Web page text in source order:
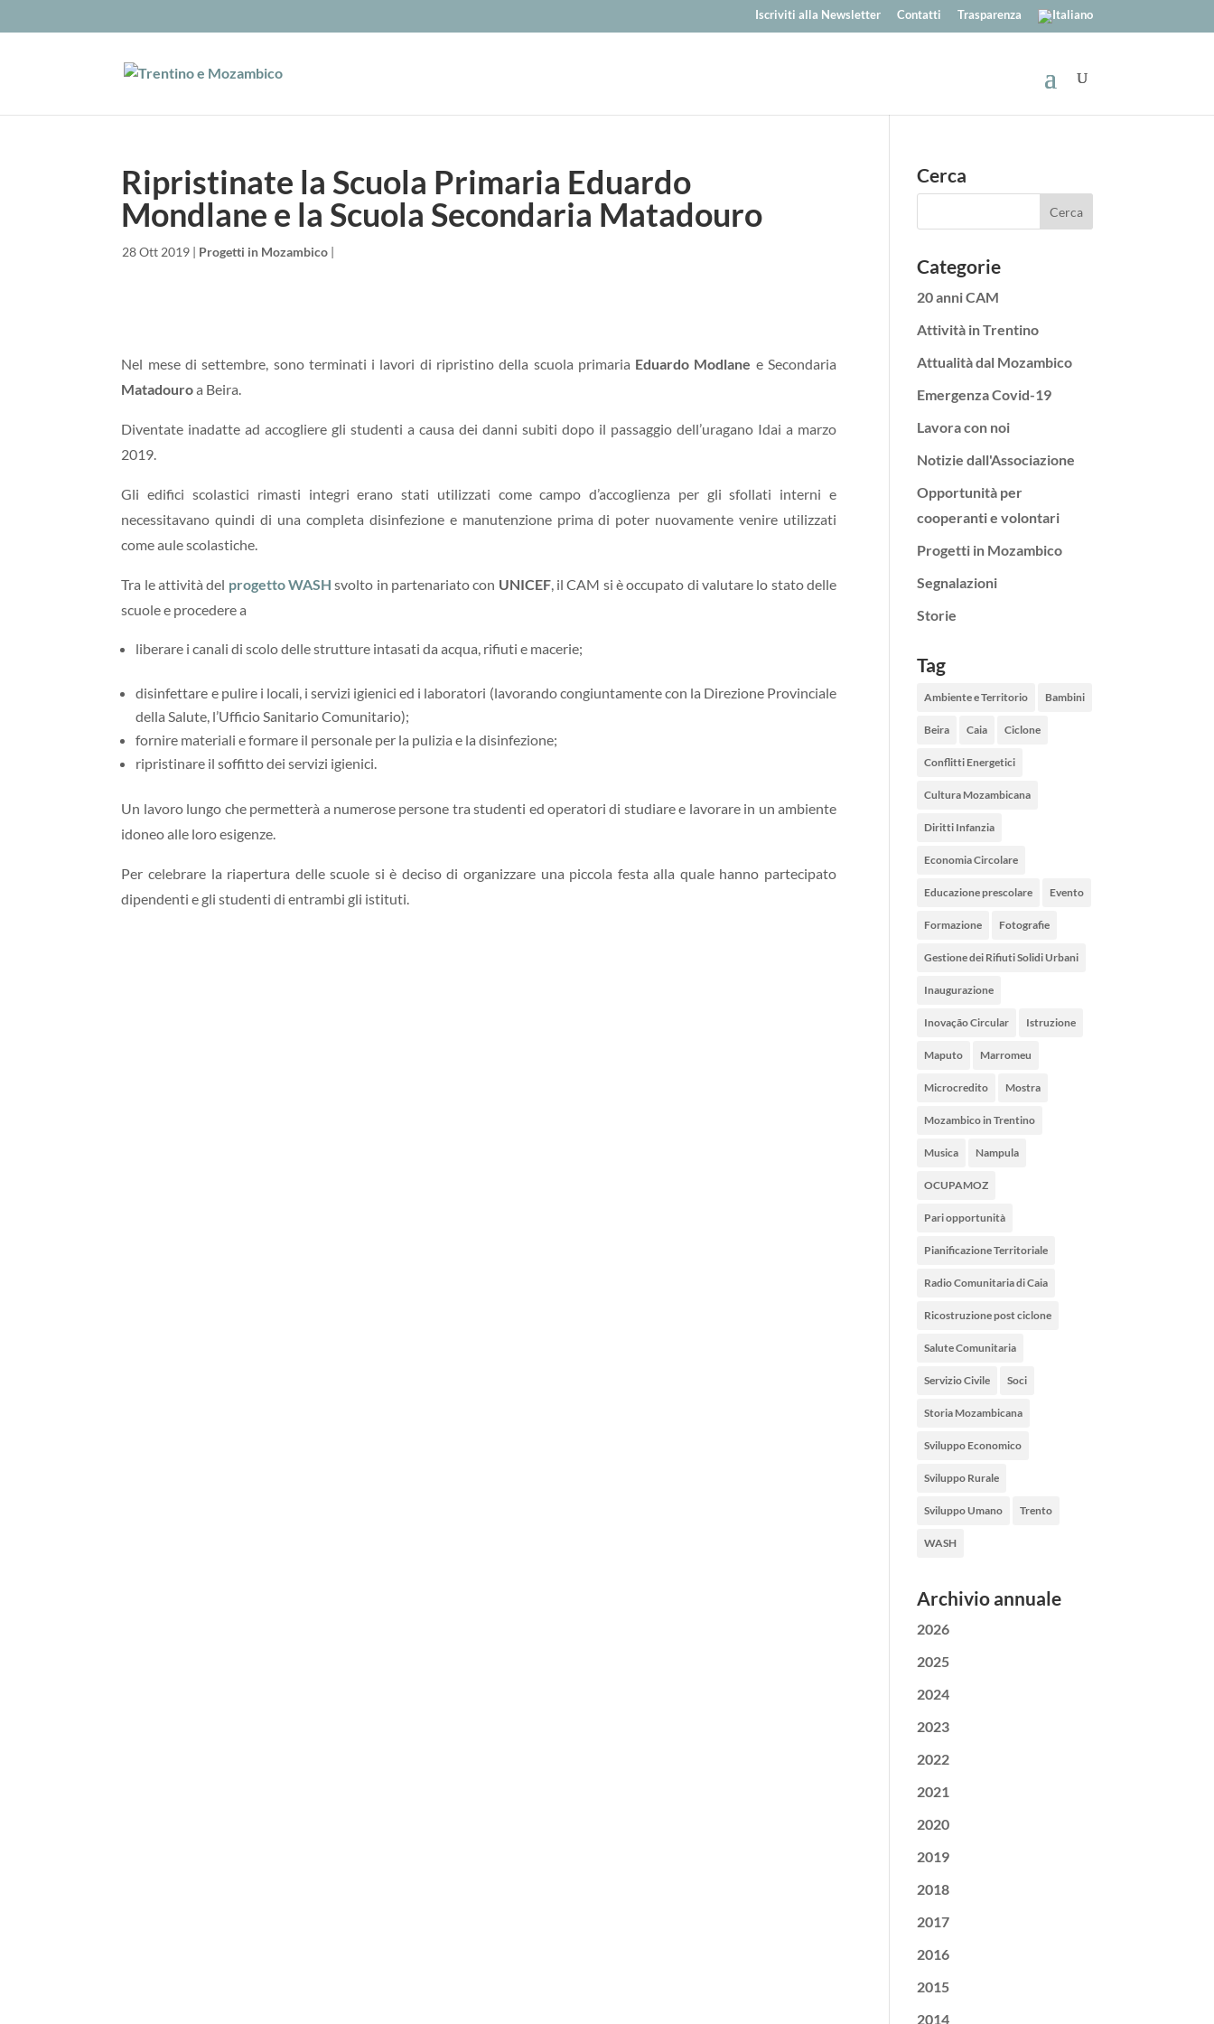
Iscriviti alla Newsletter Contatti Trasparenza
Ripristinate la Scuola Primaria Eduardo
Mondlane e la Scuola Secondaria Matadouro
28 Ott 2019 | Progetti in Mozambico |
Nel mese di settembre, sono terminati i lavori di ripristino della scuola primaria Eduardo Modlane e Secondaria
Matadouroa Beira.
Diventate inadatte ad accogliere gli studenti a causa dei danni subiti dopo il passaggio dell’uragano Idai a marzo
2019.
Gli edifici scolastici rimasti integri erano stati utilizzati come campo d’accoglienza per gli sfollati interni e
necessitavano quindi di una completa disinfezione e manutenzione prima di poter nuovamente venire utilizzati
come aule scolastiche.
Tra le attività del progetto WASH svolto in partenariato con UNICEF, il CAM si è occupato di valutare lo stato delle
scuole e procedere a
liberare i canali di scolo delle strutture intasati da acqua, rifiuti e macerie;
disinfettare e pulire i locali, i servizi igienici ed i laboratori (lavorando congiuntamente con la Direzione Provinciale
della Salute, l’Ufficio Sanitario Comunitario);
fornire materiali e formare il personale per la pulizia e la disinfezione;
ripristinare il soffitto dei servizi igienici.
Un lavoro lungo che permetterà a numerose persone tra studenti ed operatori di studiare e lavorare in un ambiente
idoneo alle loro esigenze.
Per celebrare la riapertura delle scuole si è deciso di organizzare una piccola festa alla quale hanno partecipato
dipendenti e gli studenti di entrambi gli istituti.
Cerca
Categorie
20 anni CAM
Attività in Trentino
Attualità dal Mozambico
Emergenza Covid-19
Lavora con noi
Notizie dall'Associazione
Opportunità per
cooperanti e volontari
Progetti in Mozambico
Segnalazioni
Storie
Tag
Ambiente e Territorio Bambini
Beira Caia Ciclone
Conflitti Energetici
Cultura Mozambicana
Diritti Infanzia
Economia Circolare
Educazione prescolare Evento
Formazione Fotografie
Gestione dei Rifiuti Solidi Urbani
Inaugurazione
Inovação Circular Istruzione
Maputo Marromeu
Microcredito Mostra
Mozambico in Trentino
Musica Nampula
OCUPAMOZ
Pari opportunità
Pianificazione Territoriale
Radio Comunitaria di Caia
Ricostruzione post ciclone
Salute Comunitaria
Servizio Civile Soci
Storia Mozambicana
Sviluppo Economico
Sviluppo Rurale
Sviluppo Umano Trento
WASH
Archivio annuale
2026
2025
2024
2023
2022
2021
2020
2019
2018
2017
2016
2015
2014